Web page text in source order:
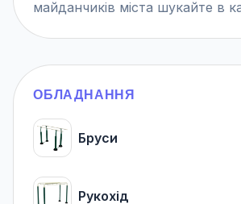
майданчиків міста шукайте в
ОБЛАДНАННЯ
Бруси
Рукохід